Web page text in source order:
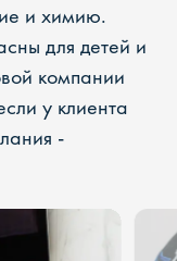
и химию.
для детей и
компании
у клиента
-